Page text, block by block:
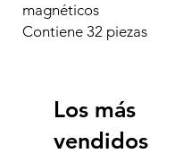
magnéticos
Contiene 32 piezas
Los más
vendidos